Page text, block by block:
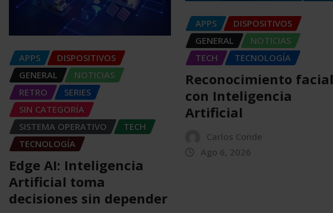
APPS
DISPOSITIVOS
GENERAL
NOTICIAS
RETRO
SERIES
SIN CATEGORÍA
SISTEMA OPERATIVO
TECH
TECNOLOGÍA
Edge AI: Inteligencia
Artificial toma
decisiones sin depender
APPS
DISPOSITIVOS
GENERAL
NOTICIAS
TECH
TECNOLOGÍA
Reconocimiento facial
con Inteligencia
Artificial
Carlos Conde
Ago 6, 2026